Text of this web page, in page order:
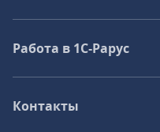
Работа в 1С‑Рарус
Контакты